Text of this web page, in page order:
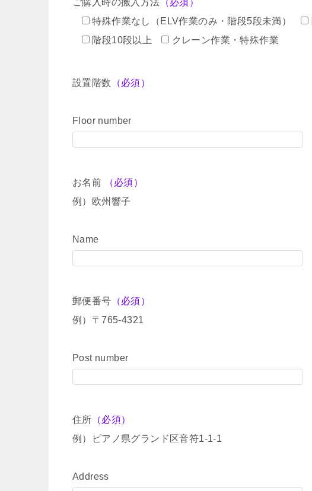
特殊作業なし（ELV作業のみ・階段5段未満）
階段10段以上
クレーン作業・特殊作業
設置階数 （必須）
Floor number
お名前
（必須）
例）欧州響子
Name
郵便番号 （必須）
例）〒765-4321
Post number
住所 （必須）
例）ピアノ県グランド区音符1-1-1
Address